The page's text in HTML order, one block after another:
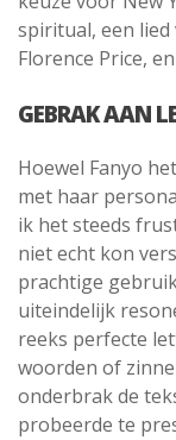
spiritual, een
Florence Price,
GEBRAK AAN
Hoewel Fanyo
met haar
ik het steeds
niet echt kon
prachtige
uiteindelijk
reeks perfecte
woorden of
onderbrak de
probeerde te